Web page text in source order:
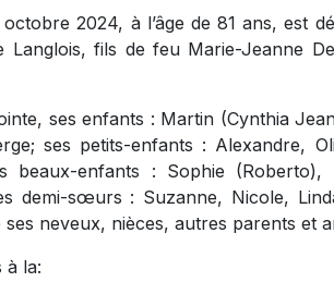
2024, à l’âge de 81 ans, est
Langlois, fils de feu Marie-Jeanne
ses enfants : Martin (Cynthia
ses petits-enfants : Alexandre,
beaux-enfants : Sophie
demi-sœurs : Suzanne, Nicole,
neveux, nièces, autres parents et
à la: